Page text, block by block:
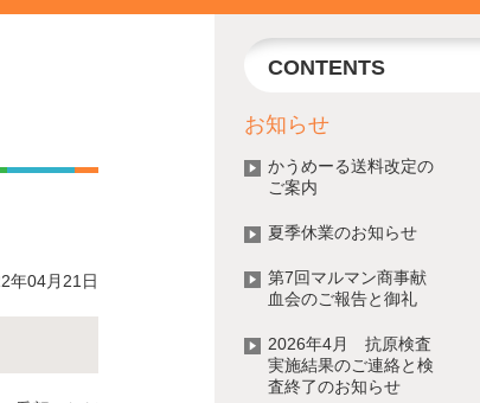
年04月21日
CONTENTS
お知らせ
かうめーる送料改定の
ご案内
夏季休業のお知らせ
第7回マルマン商事献
血会のご報告と御礼
2026年4月 抗原検査
実施結果のご連絡と検
査終了のお知らせ